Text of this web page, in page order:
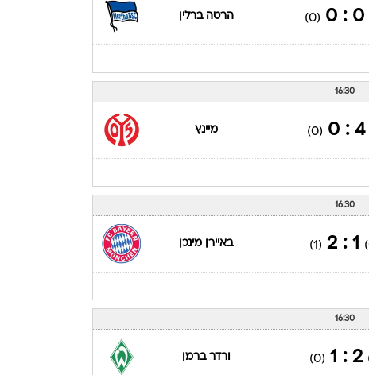
0 : 0
(0) הרטה ברלין
16:30
4 : 0
(0) מיינץ
16:30
1 : 2
(1) באיירן מינכן
16:30
2 : 1
(0) ורדר ברמן